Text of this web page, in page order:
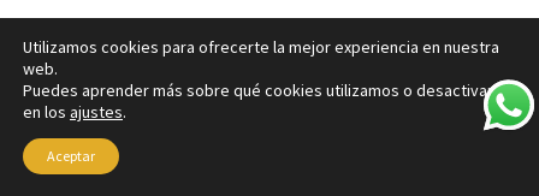
Utilizamos cookies para ofrecerte la mejor experiencia en nuestra
web.
Puedes aprender más sobre qué cookies utilizamos o desactivarlas
en los ajustes.
Aceptar